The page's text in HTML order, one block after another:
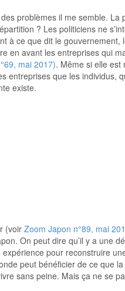
problèmes il me semble.
? Les politiciens ne
ce que dit le
avant les entreprises qui
mai 2017). Même si elle est
que les individus,
existe.
(voir Zoom Japon n°89, mai
On peut dire qu’il y a une
pour reconstruire
peut bénéficier de ce que
sans peine. Mais ça ne se